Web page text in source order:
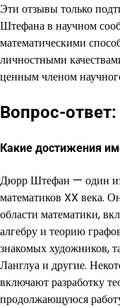
Эти отзывы только
Штефана в научном
математическими
личностными
ценным членом
Вопрос-ответ:
Какие достижения
Дюрр Штефан — один из
математиков XX века.
области математики,
алгебру и теорию
знакомых художников,
Ланглуа и другие.
включают разработку
продолжающуюся